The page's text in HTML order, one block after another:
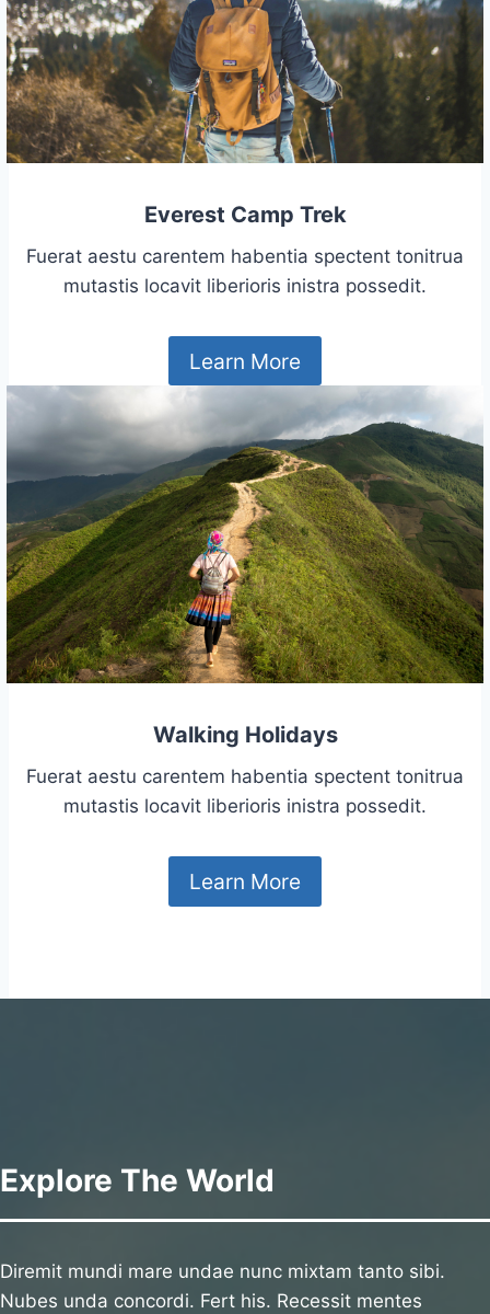
Everest Camp Trek
Fuerat aestu carentem habentia spectent tonitrua
mutastis locavit liberioris inistra possedit.
Learn More
Walking Holidays
Fuerat aestu carentem habentia spectent tonitrua
mutastis locavit liberioris inistra possedit.
Learn More
Explore The World
Diremit mundi mare undae nunc mixtam tanto sibi.
Nubes unda concordi. Fert his. Recessit mentes